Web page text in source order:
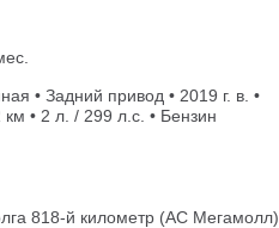
• Задний привод • 2019 г. в. •
• 2 л. / 299 л.с. • Бензин
818-й километр (АС Мегамолл)